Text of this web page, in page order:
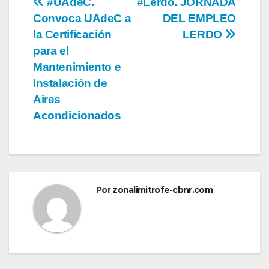
Navegación
de
entradas
DEL EMPLEO
LERDO
Convoca UAdeC a
la Certificación
para el
Mantenimiento e
Instalación de
Aires
Acondicionados
Porzonalimitrofe-cbnr.com